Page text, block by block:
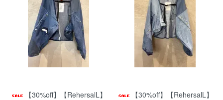
【30%off】【RehersalL】
【30%off】【RehersalL】